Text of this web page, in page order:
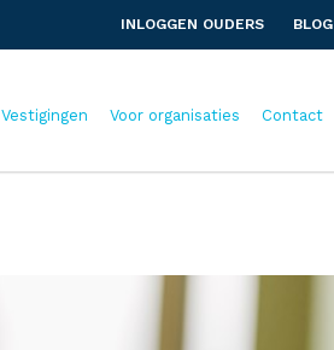
INLOGGEN OUDERS BLOG
Vestigingen Voor organisaties Contact